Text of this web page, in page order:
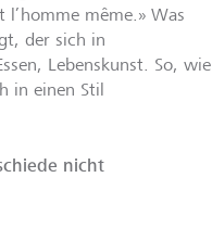
même.» Was
der sich in
Lebenskunst. So, wie
in einen Stil
nicht